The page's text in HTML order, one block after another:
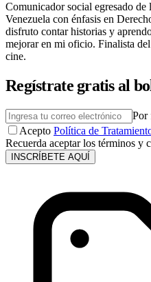
Comunicador social egresado
Venezuela con énfasis en
disfruto contar historias y
mejorar en mi oficio. Finalista
cine.
Regístrate gratis al
Por
Acepto Política de
Recuerda aceptar los términos y
INSCRÍBETE AQUÍ